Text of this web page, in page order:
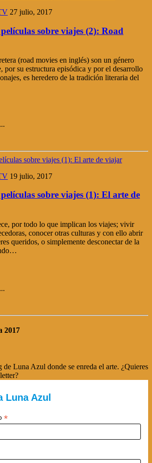
27 julio, 2017
sobre viajes (2): Road
(road movies en inglés) son un género
por su estructura episódica y por el desarrollo
es heredero de la tradición literaria del
19 julio, 2017
sobre viajes (1): El arte de
por todo lo que implican los viajes; vivir
conocer otras culturas y con ello abrir
queridos, o simplemente desconectar de la
2017
de Luna Azul donde se enreda el arte. ¿Quieres
Luna Azul
*